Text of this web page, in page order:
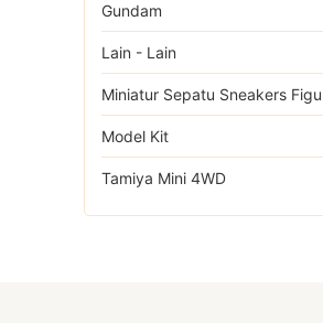
Gundam
Lain - Lain
Miniatur Sepatu Sneakers
Model Kit
Tamiya Mini 4WD